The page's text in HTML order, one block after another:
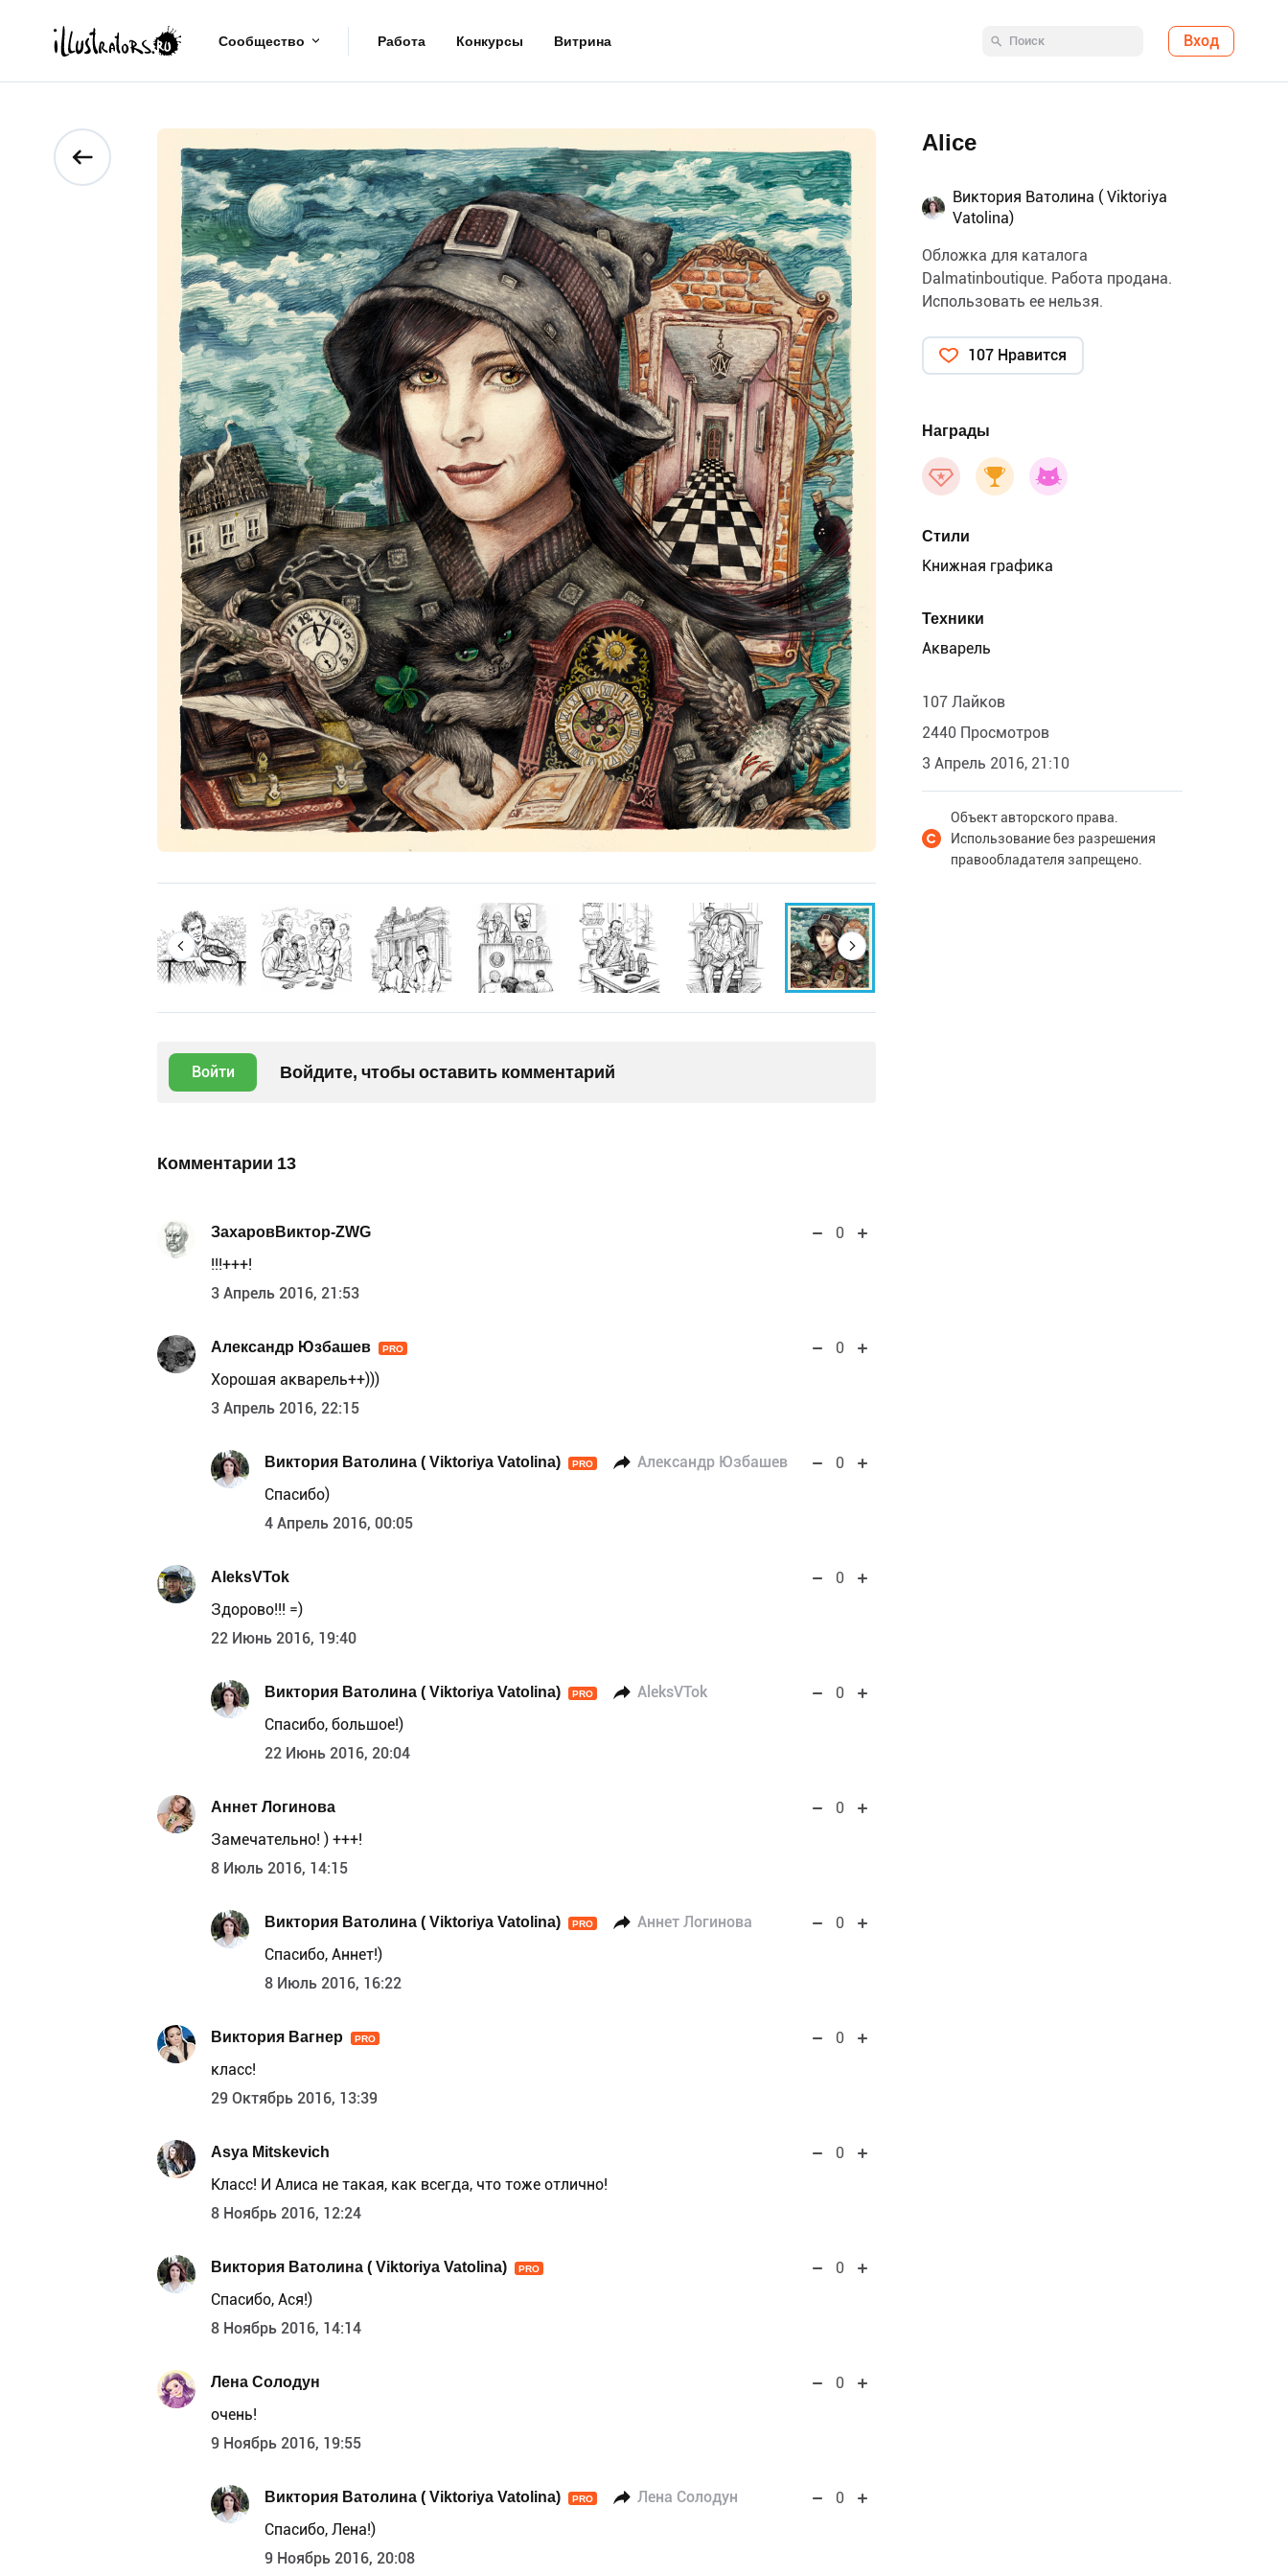
Сообщество Работа Конкурсы Витрина Вход
Войти Войдите, чтобы оставить комментарий
Комментарии 13
ЗахаровВиктор-ZWG
0
!!!+++!
3 Апрель 2016, 21:53
Александр Юзбашев PRO
0
Хорошая акварель++)))
3 Апрель 2016, 22:15
Виктория Ватолина ( Viktoriya Vatolina) PRO Александр Юзбашев
0
Спасибо)
4 Апрель 2016, 00:05
AleksVTok
0
Здорово!!! =)
22 Июнь 2016, 19:40
Виктория Ватолина ( Viktoriya Vatolina) PRO AleksVTok
0
Спасибо, большое!)
22 Июнь 2016, 20:04
Аннет Логинова
0
Замечательно! ) +++!
8 Июль 2016, 14:15
Виктория Ватолина ( Viktoriya Vatolina) PRO Аннет Логинова
0
Спасибо, Аннет!)
8 Июль 2016, 16:22
Виктория Вагнер PRO
0
класс!
29 Октябрь 2016, 13:39
Asya Mitskevich
0
Класс! И Алиса не такая, как всегда, что тоже отлично!
8 Ноябрь 2016, 12:24
Виктория Ватолина ( Viktoriya Vatolina) PRO
0
Спасибо, Ася!)
8 Ноябрь 2016, 14:14
Лена Солодун
0
очень!
9 Ноябрь 2016, 19:55
Виктория Ватолина ( Viktoriya Vatolina) PRO Лена Солодун
0
Спасибо, Лена!)
9 Ноябрь 2016, 20:08
Аlice
Виктория Ватолина ( Viktoriya
Vatolina)
Обложка для каталога
Dalmatinboutique. Работа продана.
Использовать ее нельзя.
107 Нравится
Награды
Стили
Книжная графика
Техники
Акварель
107 Лайков
2440 Просмотров
3 Апрель 2016, 21:10
Объект авторского права.
Использование без разрешения
правообладателя запрещено.